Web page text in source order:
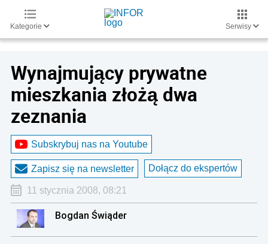
Kategorie Serwisy
Wynajmujący prywatne
mieszkania złożą dwa
zeznania
Subskrybuj nas na Youtube
Zapisz się na newsletter Dołącz do ekspertów
11 stycznia 2008, 08:21
Bogdan Świąder